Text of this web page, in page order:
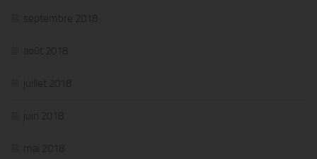
septembre 2018
août 2018
juillet 2018
juin 2018
mai 2018